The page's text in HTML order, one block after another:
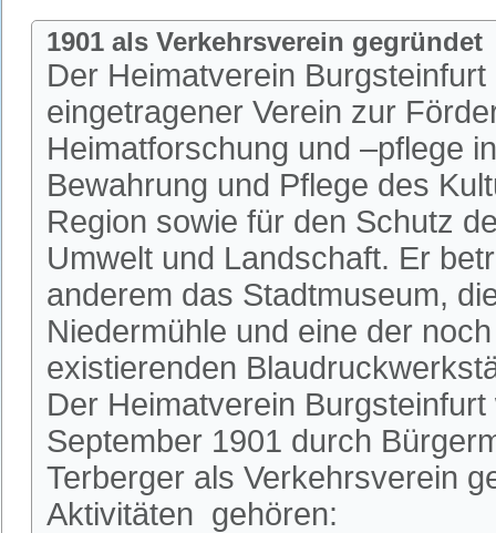
1901 als Verkehrsverein gegründet
Der Heimatverein Burgsteinfurt
eingetragener Verein zur
Heimatforschung und –pflege
Bewahrung und Pflege des
Region sowie für den Schutz
Umwelt und Landschaft. Er
anderem das Stadtmuseum,
Niedermühle und eine der
existierenden
Der Heimatverein
September 1901 durch
Terberger als Verkehrsverein
Aktivitäten gehören: